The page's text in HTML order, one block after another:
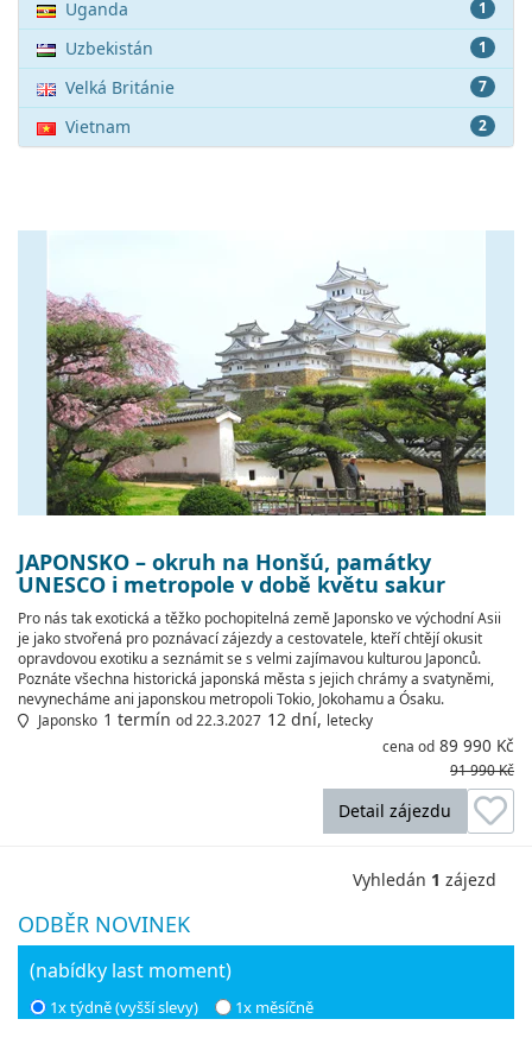
1
Uganda
1
Uzbekistán
7
Velká Británie
2
Vietnam
JAPONSKO – okruh na Honšú, památky
UNESCO i metropole v době květu sakur
Pro nás tak exotická a těžko pochopitelná země Japonsko ve východní Asii
je jako stvořená pro poznávací zájezdy a cestovatele, kteří chtějí okusit
opravdovou exotiku a seznámit se s velmi zajímavou kulturou Japonců.
Poznáte všechna historická japonská města s jejich chrámy a svatyněmi,
nevynecháme ani japonskou metropoli Tokio, Jokohamu a Ósaku.
Japonsko 1 termín od 22.3.2027 12 dní, letecky
cena od 89 990 Kč
91 990 Kč
Detail zájezdu
Vyhledán 1 zájezd
ODBĚR NOVINEK
(nabídky last moment)
1x týdně (vyšší slevy) 1x měsíčně